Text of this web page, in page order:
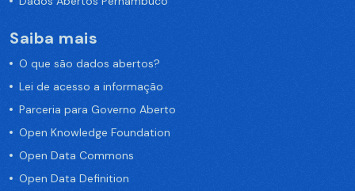
Saiba mais
O que são dados abertos?
Lei de acesso a informação
Parceria para Governo Aberto
Open Knowledge Foundation
Open Data Commons
Open Data Definition